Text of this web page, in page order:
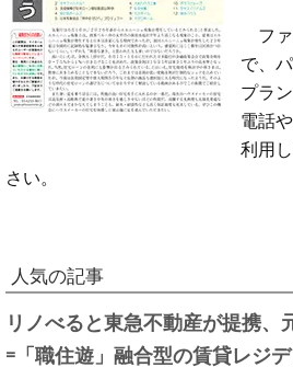
フ
で、
プラ
電話
利用
さい。
人気の記事
リノべると東急不動産が提携、
=「職住遊」融合型の賃貸レジ